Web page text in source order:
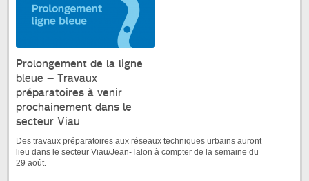
Prolongement de la ligne
bleue – Travaux
préparatoires à venir
prochainement dans le
secteur Viau
Des travaux préparatoires aux réseaux techniques urbains auront
lieu dans le secteur Viau/Jean-Talon à compter de la semaine du
29 août​.